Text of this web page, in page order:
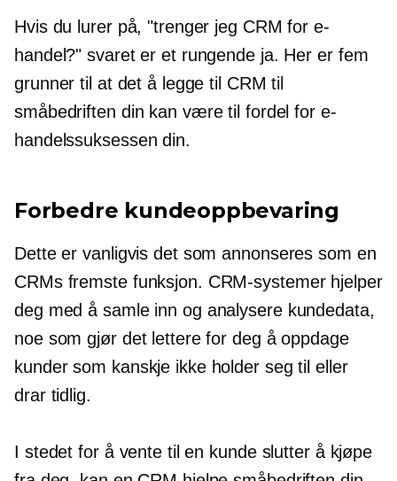
Hvis du lurer på, "trenger jeg CRM for e-
handel?" svaret er et rungende ja. Her er fem
grunner til at det å legge til CRM til
småbedriften din kan være til fordel for e-
handelssuksessen din.
Forbedre kundeoppbevaring
Dette er vanligvis det som annonseres som en
CRMs fremste funksjon. CRM-systemer hjelper
deg med å samle inn og analysere kundedata,
noe som gjør det lettere for deg å oppdage
kunder som kanskje ikke holder seg til eller
drar tidlig.
I stedet for å vente til en kunde slutter å kjøpe